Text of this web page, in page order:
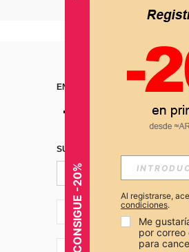
ENCUÉNTRANOS EN
SUSCRÍBETE PARA RECIBIR
AR + 54
CONSIGUE -20% Al registrarse,
condiciones.
Me
por correo
para